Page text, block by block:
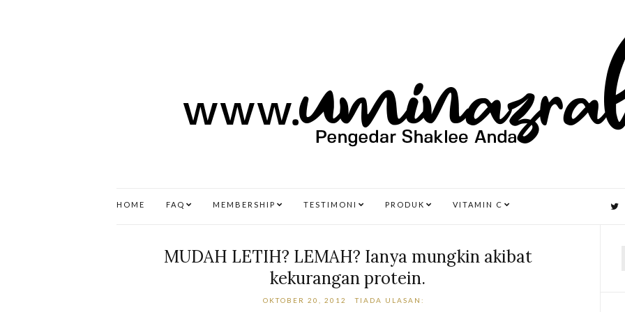
HOME FAQ MEMBERSHIP TESTIMONI PRODUK VITAMIN C
MUDAH LETIH? LEMAH? Ianya mungkin akibat
kekurangan protein.
OKTOBER 20, 2012 TIADA ULASAN: